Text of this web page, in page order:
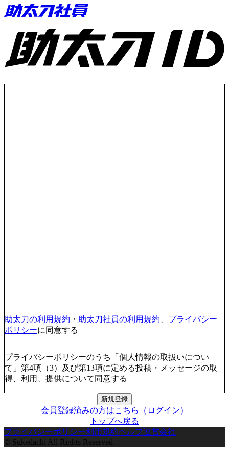
助太刀ID
助太刀の利用規約 ・ 助太刀社員の利用規約
プライバシー
ポリシーに同意する
プライバシーポリシーのうち「個人情報の取扱いについ
て」第4項（3）及び第13項に定める投稿・メッセージの取
得、利用、提供について同意する
新規登録
会員登録済みの方はこちら（ログイン）
トップへ戻る
プライバシーポリシー利用規約ヘルプ運営会社
© Sukedachi All Rights Reserved